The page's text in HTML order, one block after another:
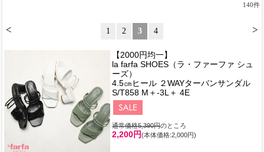
140件
< >
1 2 3 4
【2000円均一】
la farfa SHOES（ラ・ファーファ シュ
ーズ）
4.5㎝ヒール ２WAYターバンサンダル
S/T858 M＋-3L＋ 4E
通常価格5,390円のところ
2,200円(本体価格:2,000円)